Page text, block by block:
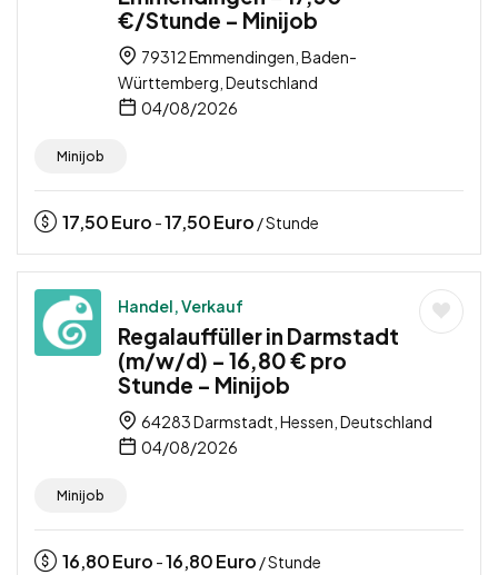
€/Stunde – Minijob
79312 Emmendingen, Baden-
Württemberg, Deutschland
04/08/2026
Minijob
17,50Euro -17,50Euro / Stunde
Handel, Verkauf
Regalauffüller in Darmstadt
(m/w/d) – 16,80 € pro
Stunde – Minijob
64283 Darmstadt, Hessen, Deutschland
04/08/2026
Minijob
16,80Euro -16,80Euro / Stunde